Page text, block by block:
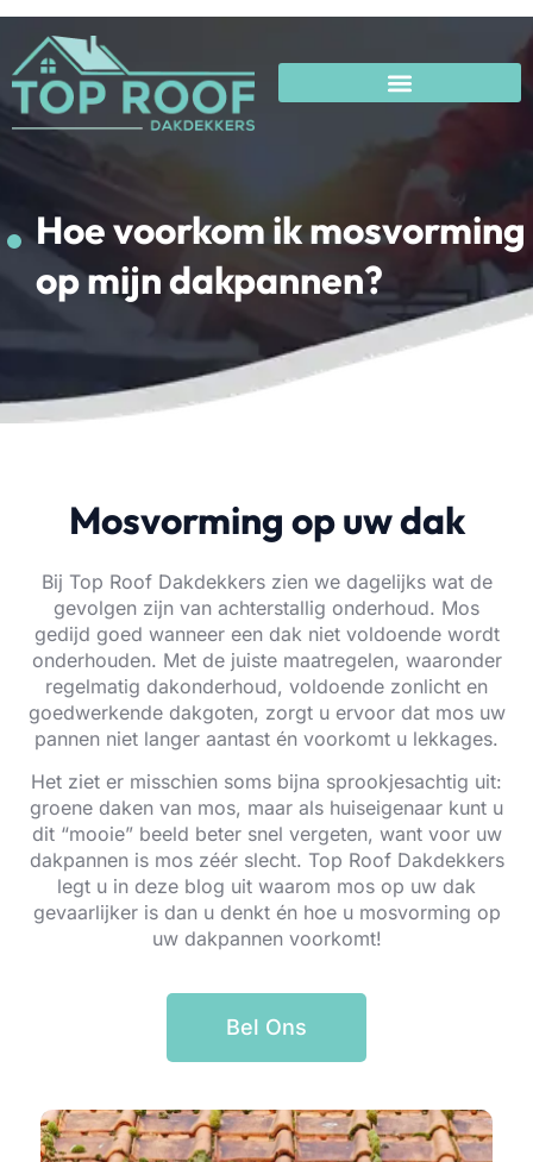
Hoe voorkom ik
mosvorming op mijn
dakpannen?
Hoe voorkom ik mosvorming
op mijn dakpannen?
Mosvorming op uw dak
Bij Top Roof Dakdekkers zien we dagelijks wat de
gevolgen zijn van achterstallig onderhoud. Mos
gedijd goed wanneer een dak niet voldoende wordt
onderhouden. Met de juiste maatregelen, waaronder
regelmatig dakonderhoud, voldoende zonlicht en
goedwerkende dakgoten, zorgt u ervoor dat mos uw
pannen niet langer aantast én voorkomt u lekkages.
Het ziet er misschien soms bijna sprookjesachtig uit:
groene daken van mos, maar als huiseigenaar kunt u
dit “mooie” beeld beter snel vergeten, want voor uw
dakpannen is mos zéér slecht. Top Roof Dakdekkers
legt u in deze blog uit waarom mos op uw dak
gevaarlijker is dan u denkt én hoe u mosvorming op
uw dakpannen voorkomt!
Bel Ons